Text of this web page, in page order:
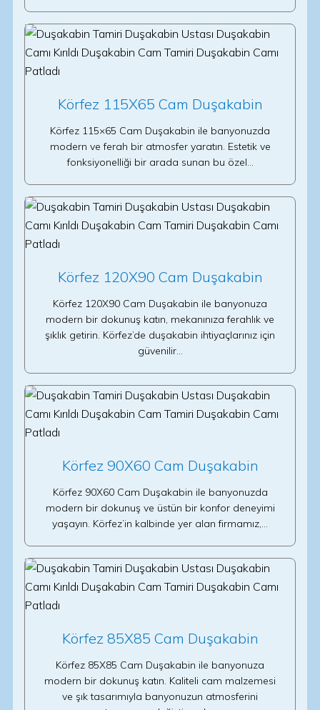
Körfez 115X65 Cam Duşakabin
Körfez 115×65 Cam Duşakabin ile banyonuzda
modern ve ferah bir atmosfer yaratın. Estetik ve
fonksiyonelliği bir arada sunan bu özel…
Körfez 120X90 Cam Duşakabin
Körfez 120X90 Cam Duşakabin ile banyonuza
modern bir dokunuş katın, mekanınıza ferahlık ve
şıklık getirin. Körfez’de duşakabin ihtiyaçlarınız için
güvenilir…
Körfez 90X60 Cam Duşakabin
Körfez 90X60 Cam Duşakabin ile banyonuzda
modern bir dokunuş ve üstün bir konfor deneyimi
yaşayın. Körfez’in kalbinde yer alan firmamız,…
Körfez 85X85 Cam Duşakabin
Körfez 85X85 Cam Duşakabin ile banyonuza
modern bir dokunuş katın. Kaliteli cam malzemesi
ve şık tasarımıyla banyonuzun atmosferini